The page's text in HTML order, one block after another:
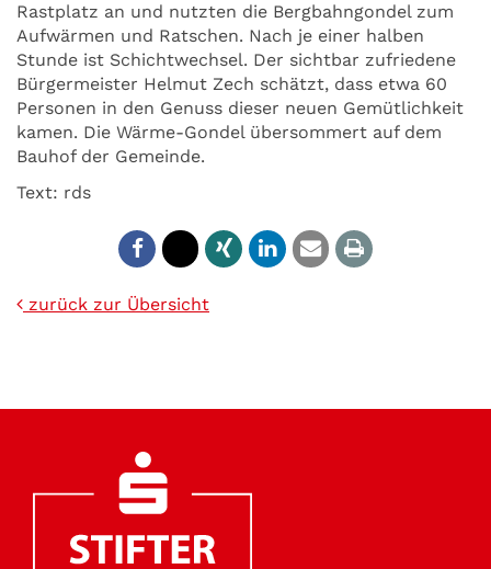
Rastplatz an und nutzten die Bergbahngondel zum
Aufwärmen und Ratschen. Nach je einer halben
Stunde ist Schichtwechsel. Der sichtbar zufriedene
Bürgermeister Helmut Zech schätzt, dass etwa 60
Personen in den Genuss dieser neuen Gemütlichkeit
kamen. Die Wärme-Gondel übersommert auf dem
Bauhof der Gemeinde.
Text: rds
zurück zur Übersicht